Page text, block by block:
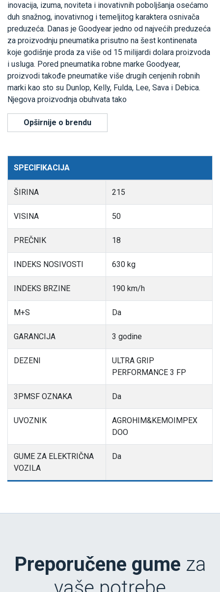
inovacija, izuma, noviteta i inovativnih poboljšanja osećamo
duh snažnog, inovativnog i temeljitog karaktera osnivača
preduzeća. Danas je Goodyear jedno od najvećih preduzeća
za proizvodnju pneumatika prisutno na šest kontinenata
koje godišnje proda za više od 15 milijardi dolara proizvoda
i usluga. Pored pneumatika robne marke Goodyear,
proizvodi takođe pneumatike više drugih cenjenih robnih
marki kao sto su Dunlop, Kelly, Fulda, Lee, Sava i Debica.
Njegova proizvodnja obuhvata tako
Opširnije o brendu
SPECIFIKACIJA
ŠIRINA 215
VISINA 50
PREČNIK 18
INDEKS NOSIVOSTI 630 kg
INDEKS BRZINE 190 km/h
M+S Da
GARANCIJA 3 godine
DEZENI
ULTRA GRIP
PERFORMANCE 3 FP
3PMSF OZNAKA Da
UVOZNIK
AGROHIM&KEMOIMPEX
DOO
GUME ZA ELEKTRIČNA
VOZILA
Da
Preporučene gume za